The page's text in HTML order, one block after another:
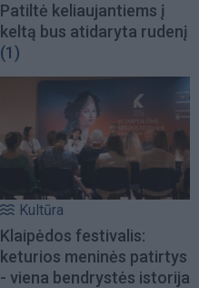
Patiltė keliaujantiems į
keltą bus atidaryta rudenį
(1)
Kultūra
Klaipėdos festivalis:
keturios meninės patirtys
- viena bendrystės istorija